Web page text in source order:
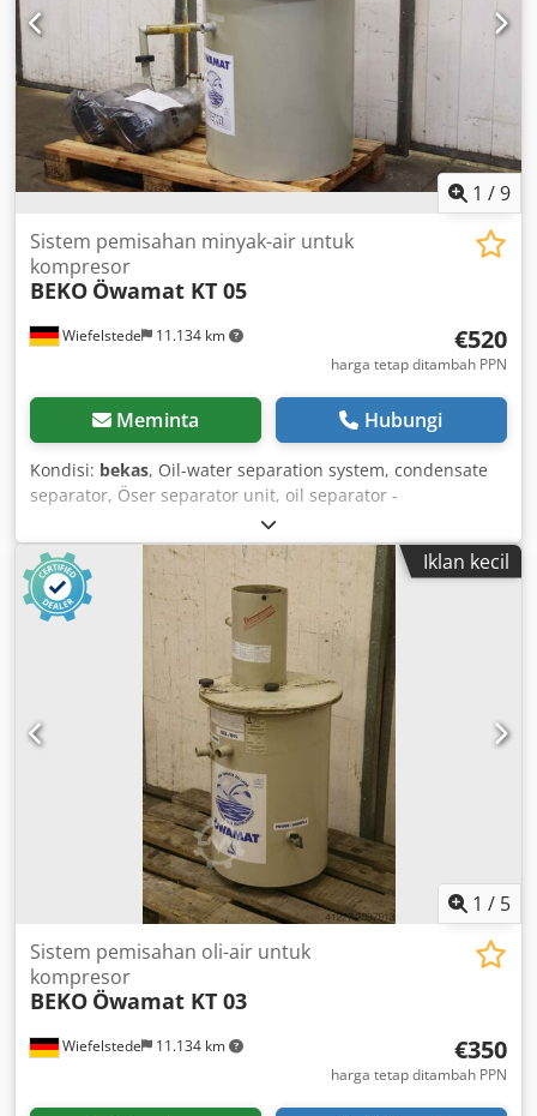
1 /9
Wiefelstede 11.134 km
Sistem pemisahan minyak-air untuk
kompresor
BEKO Öwamat KT 05
€520
harga tetap ditambah PPN
Meminta Hubungi
Kondisi: bekas, Oil-water separation system, condensate
separator, Öser separator unit, oil separator -
Manufacturer: BEKO, oil-water separation system Öser
separator unit type Öwamat KT 05 Dkodpfx Alotxkvre Aor -
Accessories: incl. Oekosorb replacement filter, see photos -
Dimensions: Ø 680 x 1130 mm -Weight: 73 kg with pallet
Iklan kecil
1 / 5
Wiefelstede 11.134 km
Sistem pemisahan oli-air untuk
kompresor
BEKO Öwamat KT 03
€350
harga tetap ditambah PPN